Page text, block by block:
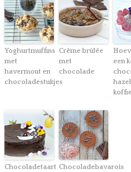
Yoghurtmuffins
met
havermout en
chocoladestukjes
Crème brûlée
met
chocolade
een
koffie
Chocoladetaart Chocoladebavarois